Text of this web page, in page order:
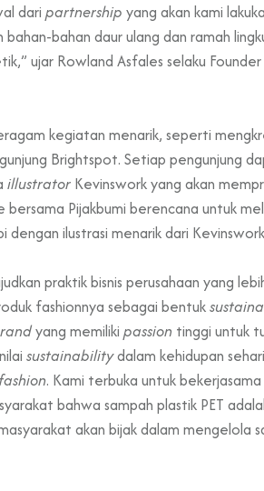
dari partnership yang akan kami
bahan daur ulang dan ramah
ujar Rowland Asfales selaku
kegiatan menarik, seperti
Brightspot. Setiap pengunjung
illustrator Kevinsworkyang akan
Pijakbumi berencana untuk
ilustrasi menarik dari
praktik bisnis perusahaan yang
fashionnya sebagai bentuk
yang memiliki passion tinggi untuk
sustainabilitydalam kehidupan
fashion. Kami terbuka untuk
bahwa sampah plastik PET
akan bijak dalam mengelola